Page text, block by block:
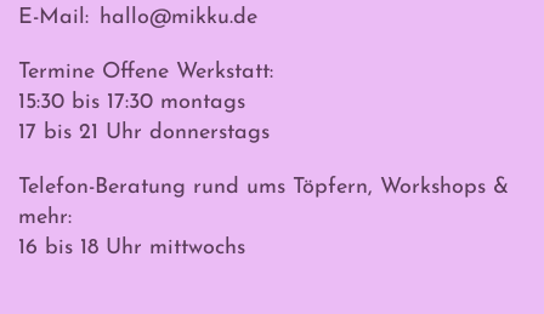
E-Mail:
hallo@mikku.de
Termine Offene Werkstatt:
15:30 bis 17:30 montags
17 bis 21 Uhr donnerstags
Telefon-Beratung rund ums Töpfern, Workshops &
mehr:
16 bis 18 Uhr mittwochs